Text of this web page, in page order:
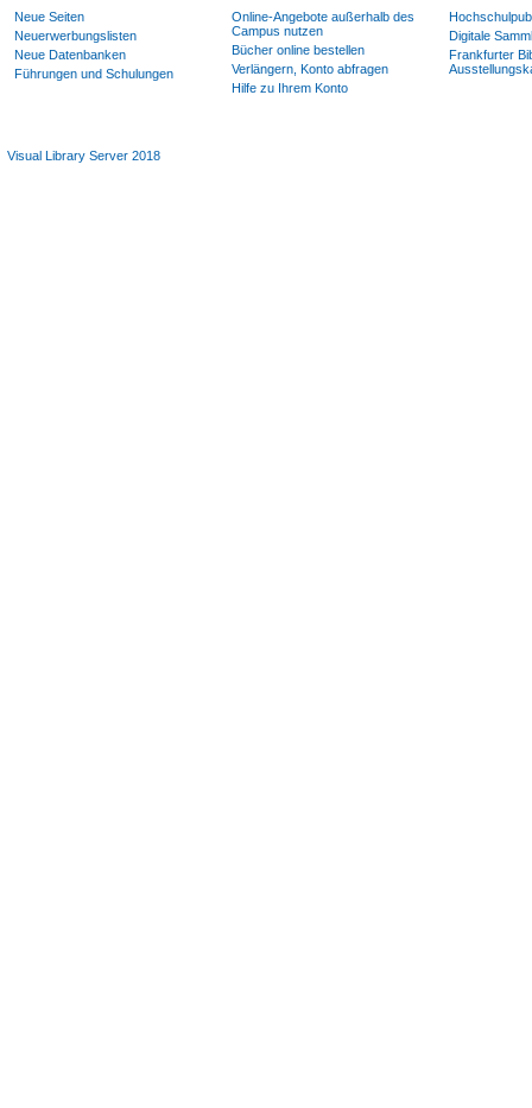
Neue Seiten
Neuerwerbungslisten
Neue Datenbanken
Führungen und Schulungen
Online-Angebote außerhalb des
Campus nutzen
Bücher online bestellen
Verlängern, Konto abfragen
Hilfe zu Ihrem Konto
Digitale
Frankfurter
Visual Library Server 2018